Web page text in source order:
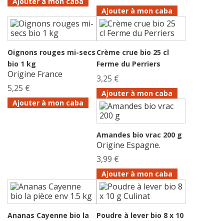
Ajouter à mon caba
Oignons rouges mi-secs
bio 1 kg
Origine France
5,25 €
Ajouter à mon caba
Crème crue bio 25 cl
Ferme du Perriers
3,25 €
Ajouter à mon caba
Amandes bio vrac 200 g
Origine Espagne.
3,99 €
Ajouter à mon caba
Ananas Cayenne bio la
Poudre à lever bio 8 x 10